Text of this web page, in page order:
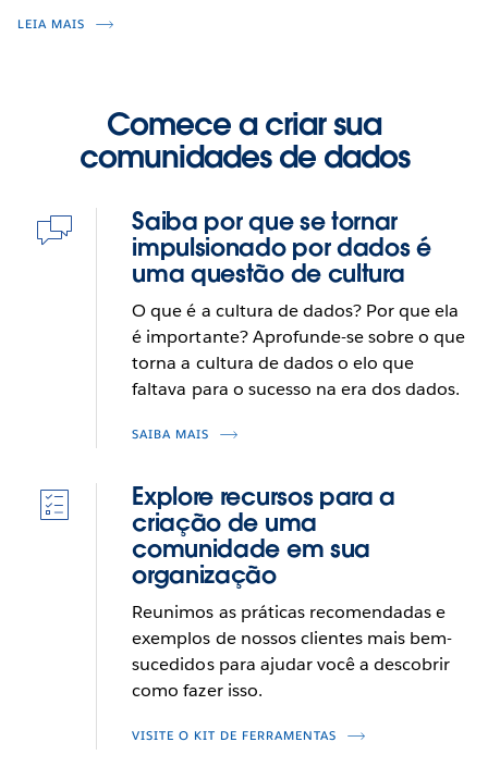
LEIA MAIS
Comece a criar sua
comunidades de dados
Saiba por que se tornar
impulsionado por dados é
uma questão de cultura
O que é a cultura de dados? Por que ela
é importante? Aprofunde-se sobre o que
torna a cultura de dados o elo que
faltava para o sucesso na era dos dados.
SAIBA MAIS
Explore recursos para a
criação de uma
comunidade em sua
organização
Reunimos as práticas recomendadas e
exemplos de nossos clientes mais bem-
sucedidos para ajudar você a descobrir
como fazer isso.
VISITE O KIT DE FERRAMENTAS